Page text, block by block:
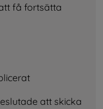
få fortsätta
att skicka